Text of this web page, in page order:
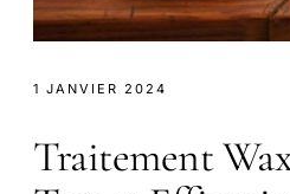
1 JANVIER 2024
Traitement